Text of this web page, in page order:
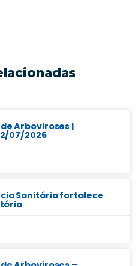
Arboviroses |
07/2026
Sanitária fortalece